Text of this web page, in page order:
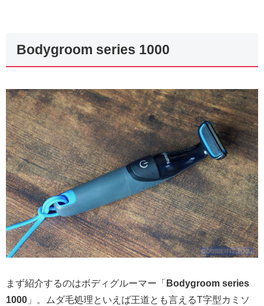
Bodygroom series 1000
まず紹介するのはボディグルーマー「 Bodygroom series
1000 」。ムダ毛処理といえば王道とも言えるT字型カミソ